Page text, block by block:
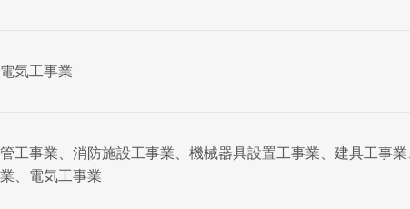
電気工事業
管工事業、消防施設工事業、機械器具設置工事業、建具工事
業、電気工事業